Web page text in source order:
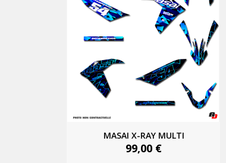
MASAI X-RAY MULTI
99,00 €